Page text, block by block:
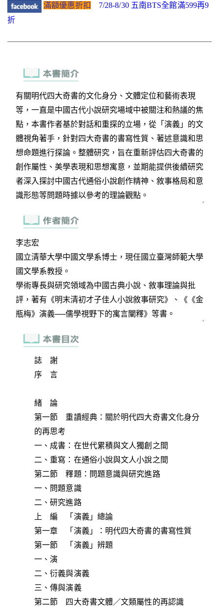
滿額優惠折扣
7/28-8/30 五南BTS全館滿599再9
折
誌 謝
序 言
緒 論
第一節 重讀經典：關於明代四大奇書文化身分
的再思考
一、成書：在世代累積與文人獨創之間
二、重寫：在通俗小說與文人小說之間
第二節 釋題：問題意識與研究進路
一、問題意識
二、研究進路
上 編 「演義」總論
第一章 「演義」：明代四大奇書的書寫性質
第一節 「演義」辨題
一、演
二、衍義與演義
三、傳與演義
第二節 四大奇書文體／文類屬性的再認識